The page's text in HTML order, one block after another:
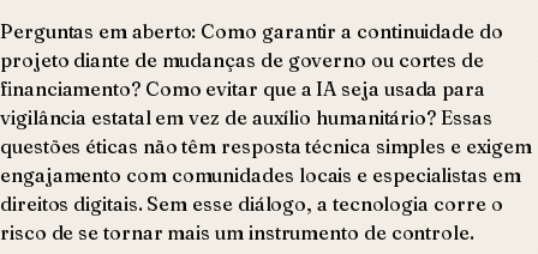
Perguntas em aberto: Como garantir a continuidade do
projeto diante de mudanças de governo ou cortes de
financiamento? Como evitar que a IA seja usada para
vigilância estatal em vez de auxílio humanitário? Essas
questões éticas não têm resposta técnica simples e exigem
engajamento com comunidades locais e especialistas em
direitos digitais. Sem esse diálogo, a tecnologia corre o
risco de se tornar mais um instrumento de controle.